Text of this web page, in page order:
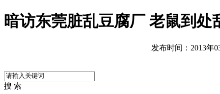
暗访东莞脏乱豆腐厂 老鼠到处
发布时间：2013年
搜 索